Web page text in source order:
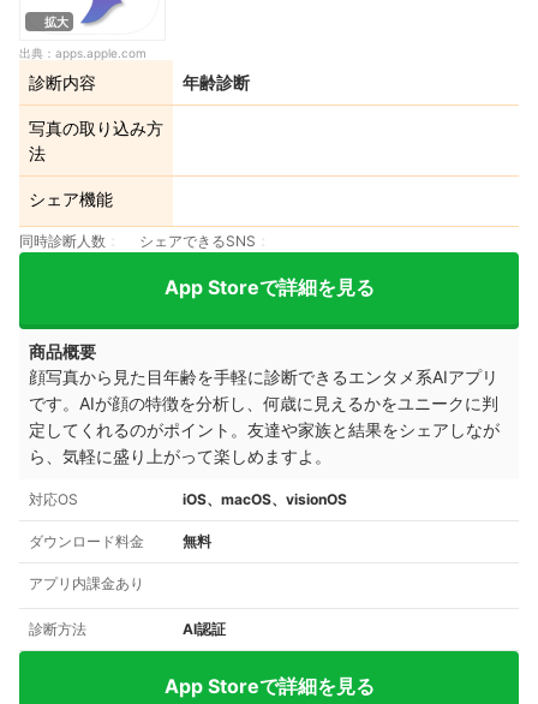
拡大
出典： apps.apple.com
診断内容 年齢診断
写真の取り込み方
法
シェア機能
同時診断人数 シェアできるSNS
App Storeで詳細を見る
商品概要
顔写真から見た目年齢を手軽に診断できるエンタメ系AIアプリ
です。AIが顔の特徴を分析し、何歳に見えるかをユニークに判
定してくれるのがポイント。友達や家族と結果をシェアしなが
ら、気軽に盛り上がって楽しめますよ。
対応OS iOS、macOS、visionOS
ダウンロード料金 無料
アプリ内課金あり
診断方法 AI認証
App Storeで詳細を見る